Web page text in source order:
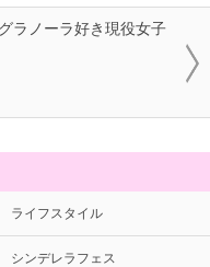
ラノーラ好き現役女子
ライフスタイル
シンデレラフェス